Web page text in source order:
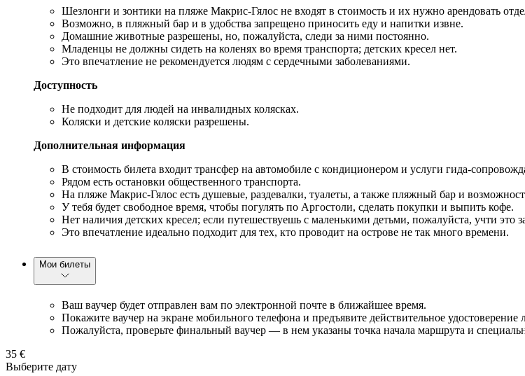
Шезлонги и зонтики на пляже Макрис-Гялос не входят в стоимость и их нужно арендовать
Возможно, в пляжный бар и в удобства запрещено приносить еду и напитки извне.
Домашние животные разрешены, но, пожалуйста, следи за ними постоянно.
Младенцы не должны сидеть на коленях во время транспорта; детских кресел нет.
Это впечатление не рекомендуется людям с сердечными заболеваниями.
Доступность
Не подходит для людей на инвалидных колясках.
Коляски и детские коляски разрешены.
Дополнительная информация
В стоимость билета входит трансфер на автомобиле с кондиционером и услуги гида-
Рядом есть остановки общественного транспорта.
На пляже Макрис-Гялос есть душевые, раздевалки, туалеты, а также пляжный бар и
У тебя будет свободное время, чтобы погулять по Аргостоли, сделать покупки и выпить кофе.
Нет наличия детских кресел; если путешествуешь с маленькими детьми, пожалуйста, учти это
Это впечатление идеально подходит для тех, кто проводит на острове не так много времени.
Мои билеты
Ваш ваучер будет отправлен вам по электронной почте в ближайшее время.
Покажите ваучер на экране мобильного телефона и предъявите действительное
Пожалуйста, проверьте финальный ваучер — в нем указаны точка начала маршрута и
35 €
Выберите дату